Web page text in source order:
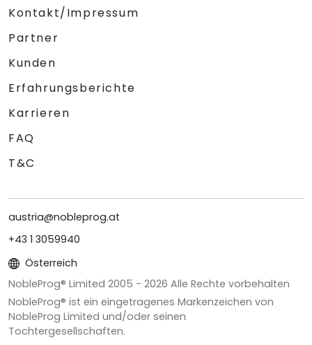
Kontakt/Impressum
Partner
Kunden
Erfahrungsberichte
Karrieren
FAQ
T&C
austria@nobleprog.at
+43 1 3059940
Österreich
NobleProg® Limited 2005 - 2026 Alle Rechte vorbehalten
NobleProg® ist ein eingetragenes Markenzeichen von
NobleProg Limited und/oder seinen
Tochtergesellschaften.